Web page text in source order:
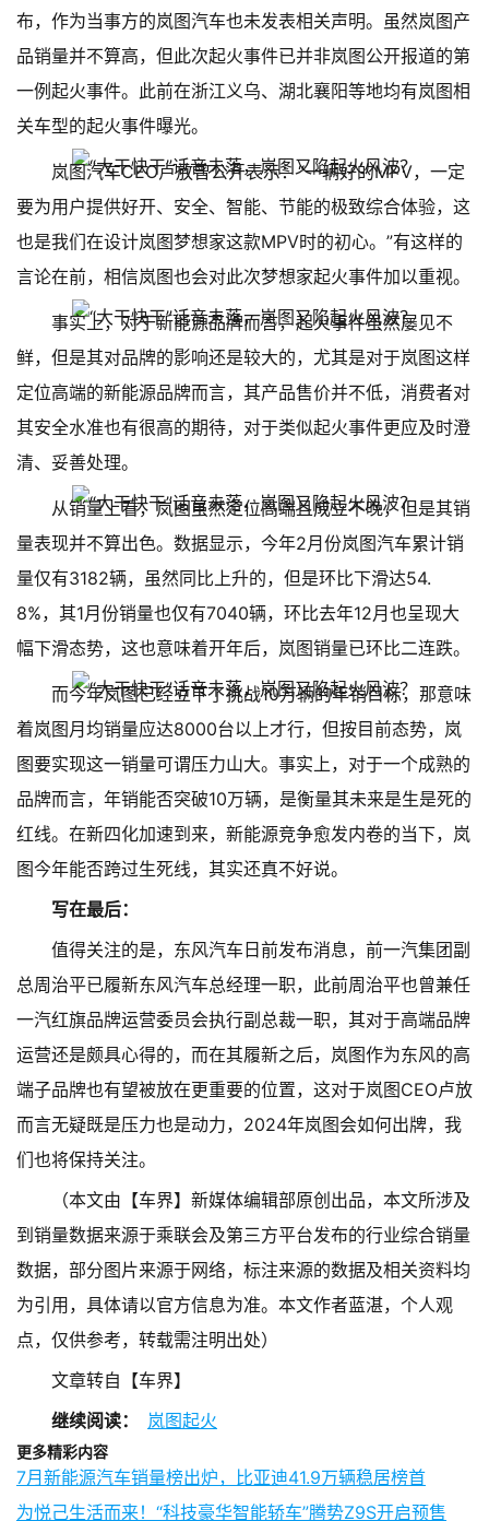
布，作为当事方的岚图汽车也未发表相关声明。虽然岚图产
品销量并不算高，但此次起火事件已并非岚图公开报道的第
一例起火事件。此前在浙江义乌、湖北襄阳等地均有岚图相
关车型的起火事件曝光。
岚图汽车CEO卢放曾公开表示：“一辆好的MPV，一定
要为用户提供好开、安全、智能、节能的极致综合体验，这
也是我们在设计岚图梦想家这款MPV时的初心。”有这样的
言论在前，相信岚图也会对此次梦想家起火事件加以重视。
事实上，对于新能源品牌而言，起火事件虽然屡见不
鲜，但是其对品牌的影响还是较大的，尤其是对于岚图这样
定位高端的新能源品牌而言，其产品售价并不低，消费者对
其安全水准也有很高的期待，对于类似起火事件更应及时澄
清、妥善处理。
从销量上看，岚图虽然定位高端且成立不晚，但是其销
量表现并不算出色。数据显示，今年2月份岚图汽车累计销
量仅有3182辆，虽然同比上升的，但是环比下滑达54.
8%，其1月份销量也仅有7040辆，环比去年12月也呈现大
幅下滑态势，这也意味着开年后，岚图销量已环比二连跌。
而今年岚图已经立下了挑战10万辆的年销目标，那意味
着岚图月均销量应达8000台以上才行，但按目前态势，岚
图要实现这一销量可谓压力山大。事实上，对于一个成熟的
品牌而言，年销能否突破10万辆，是衡量其未来是生是死的
红线。在新四化加速到来，新能源竞争愈发内卷的当下，岚
图今年能否跨过生死线，其实还真不好说。
写在最后：
值得关注的是，东风汽车日前发布消息，前一汽集团副
总周治平已履新东风汽车总经理一职，此前周治平也曾兼任
一汽红旗品牌运营委员会执行副总裁一职，其对于高端品牌
运营还是颇具心得的，而在其履新之后，岚图作为东风的高
端子品牌也有望被放在更重要的位置，这对于岚图CEO卢放
而言无疑既是压力也是动力，2024年岚图会如何出牌，我
们也将保持关注。
（本文由【车界】新媒体编辑部原创出品，本文所涉及
到销量数据来源于乘联会及第三方平台发布的行业综合销量
数据，部分图片来源于网络，标注来源的数据及相关资料均
为引用，具体请以官方信息为准。本文作者蓝湛，个人观
点，仅供参考，转载需注明出处）
文章转自【车界】
继续阅读：
岚图起火
更多精彩内容
7月新能源汽车销量榜出炉，比亚迪41.9万辆稳居榜首
为悦己生活而来！“科技豪华智能轿车”腾势Z9S开启预售